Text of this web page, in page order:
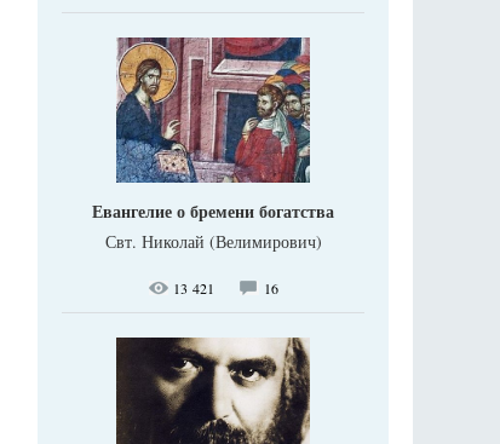
Евангелие о бремени богатства
Свт. Николай (Велимирович)
13 421 16